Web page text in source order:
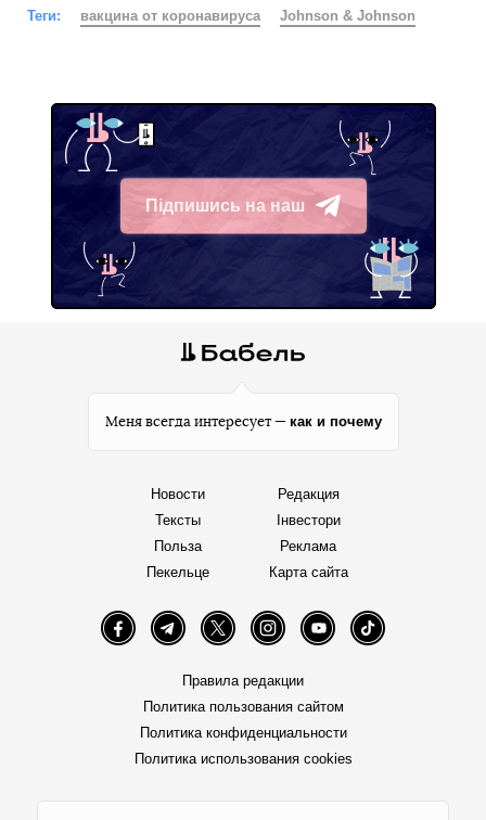
Теги: вакцина от коронавируса Johnson & Johnson
Підпишись на наш
Telegram
Меня всегда интересует — как и почему
Новости
Тексты
Польза
Пекельце
Редакция
Інвестори
Реклама
Карта сайта
FacebookTelegramTwitter InstagramYouTube TikTok
Правила редакции
Политика пользования сайтом
Политика конфиденциальности
Политика использования cookies